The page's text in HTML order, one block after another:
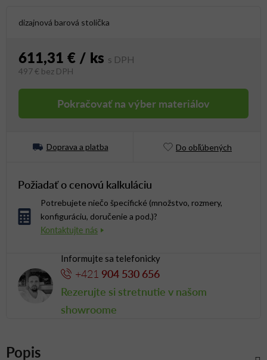
dizajnová barová stolička
611,31 € / ks
497 € bez DPH
Pokračovať na výber materiálov
Doprava a platba Do obľúbených
Požiadať o cenovú kalkuláciu
Potrebujete niečo špecifické (množstvo, rozmery,
konfiguráciu, doručenie a pod.)?
Informujte sa telefonicky
+421 904 530 656
Rezerujte si stretnutie v našom
showroome
Popis